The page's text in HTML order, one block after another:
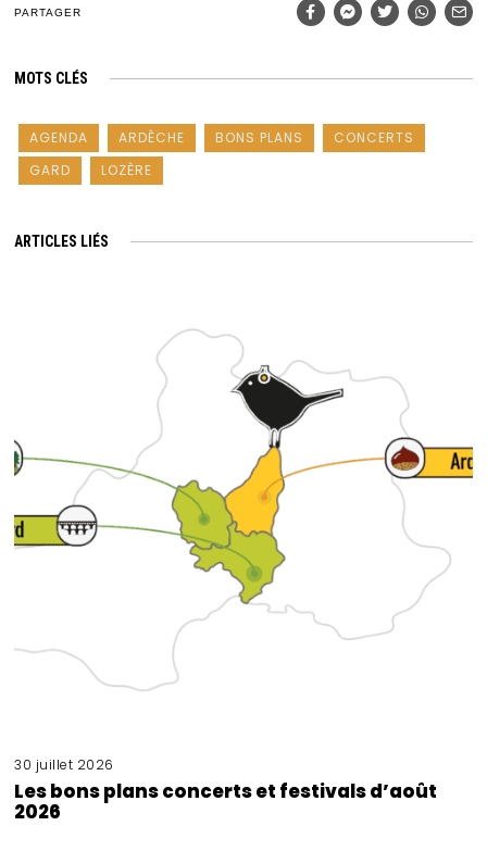
PARTAGER
MOTS CLÉS
AGENDA ARDÈCHE BONS PLANS
CONCERTS
GARD
LOZÈRE
ARTICLES LIÉS
30 juillet 2026
Les bons plans concerts et festivals d’août
2026